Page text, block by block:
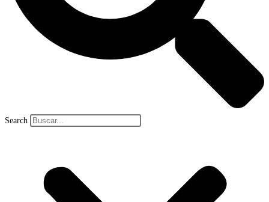
Search